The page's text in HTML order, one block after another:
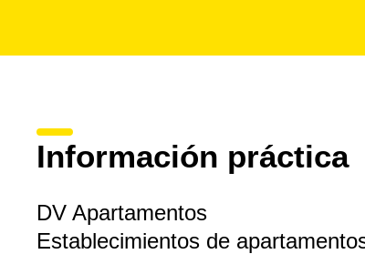
Información práctica
DV Apartamentos
Establecimientos de